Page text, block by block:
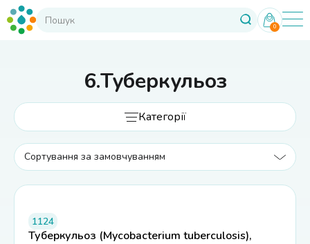
0
6.Туберкульоз
Категорії
1124
Туберкульоз (Mycobacterium tuberculosis),